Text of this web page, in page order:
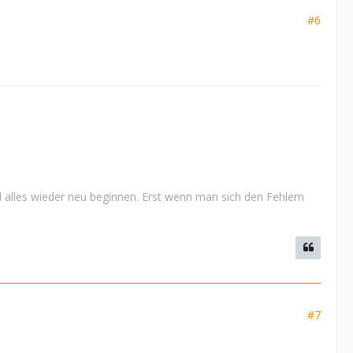
#6
wieder neu beginnen. Erst wenn man sich den Fehlern
#7